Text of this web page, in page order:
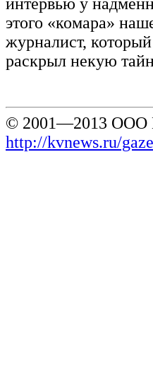
интервью у
этого «комара»
журналист,
раскрыл некую
© 2001—2013
http://kvnews.ru/